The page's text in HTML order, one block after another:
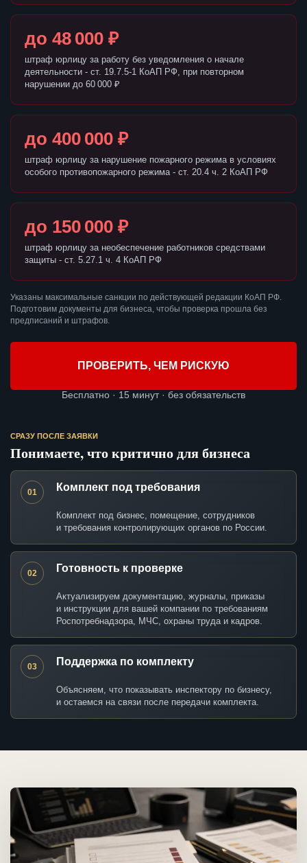
до 48 000 ₽
штраф юрлицу за работу без уведомления о начале
деятельности - ст. 19.7.5-1 КоАП РФ, при повторном
нарушении до 60 000 ₽
до 400 000 ₽
штраф юрлицу за нарушение пожарного режима в условиях
особого противопожарного режима - ст. 20.4 ч. 2 КоАП РФ
до 150 000 ₽
штраф юрлицу за необеспечение работников средствами
защиты - ст. 5.27.1 ч. 4 КоАП РФ
Указаны максимальные санкции по действующей редакции КоАП РФ.
Подготовим документы для бизнеса, чтобы проверка прошла без
предписаний и штрафов.
ПРОВЕРИТЬ, ЧЕМ РИСКУЮ
Бесплатно · 15 минут · без обязательств
СРАЗУ ПОСЛЕ ЗАЯВКИ
Понимаете, что критично для бизнеса
01 Комплект под требования
Комплект под бизнес, помещение, сотрудников
и требования контролирующих органов по России.
02 Готовность к проверке
Актуализируем документацию, журналы, приказы
и инструкции для вашей компании по требованиям
Роспотребнадзора, МЧС, охраны труда и кадров.
03 Поддержка по комплекту
Объясняем, что показывать инспектору по бизнесу,
и остаемся на связи после передачи комплекта.